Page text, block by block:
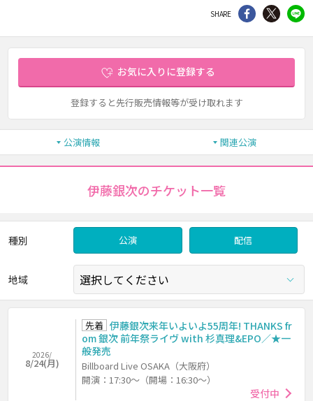
SHARE シェア Twitter
お気に入りに登録する
登録すると先行販売情報等が受け取れます
公演情報 関連公演
伊藤銀次のチケット一覧
種別 公演 配信
地域
2026/
8/24(月)
先着 伊藤銀次来年いよいよ55周年! THANKS fr
om 銀次 前年祭ライヴ with 杉真理&EPO／★一
般発売
Billboard Live OSAKA（大阪府）
開演：17:30～（開場：16:30～）
受付中